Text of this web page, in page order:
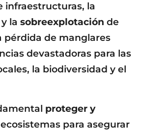
infraestructuras, la
y la sobreexplotación de
pérdida de manglares
devastadoras para las
la biodiversidad y el
proteger y
para asegurar